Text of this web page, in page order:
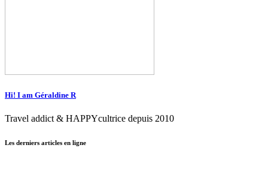
Hi! I am Géraldine R
Travel addict & HAPPYcultrice depuis 2010
Les derniers articles en ligne